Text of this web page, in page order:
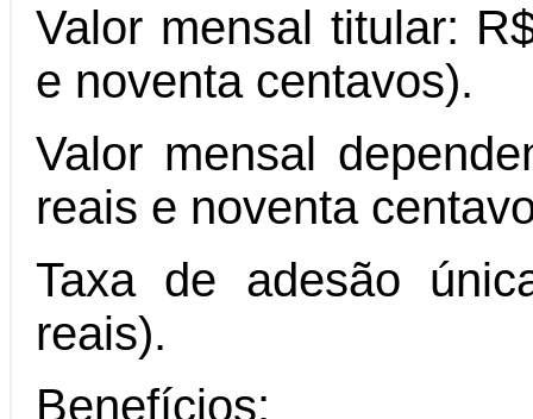
Valor mensal titular:
e noventa centavos).
Valor mensal
reais e noventa
Taxa de adesão
reais).
Benefícios: